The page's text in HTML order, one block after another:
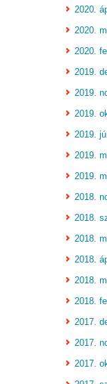
2020.
2020.
2020.
2019.
2019.
2019.
2019.
2019.
2019.
2018.
2018.
2018.
2018.
2018.
2018.
2017.
2017.
2017.